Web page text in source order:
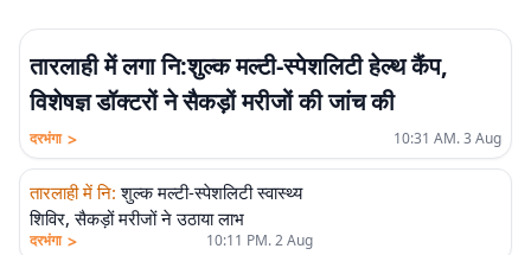
तारलाही में लगा नि:शुल्क मल्टी-स्पेशलिटी हेल्थ कैंप,
विशेषज्ञ डॉक्टरों ने सैकड़ों मरीजों की जांच की
दरभंगा > 10:31 AM. 3 Aug
तारलाही में नि: शुल्क मल्टी-स्पेशलिटी स्वास्थ्य
शिविर, सैकड़ों मरीजों ने उठाया लाभ
दरभंगा > 10:11 PM. 2 Aug